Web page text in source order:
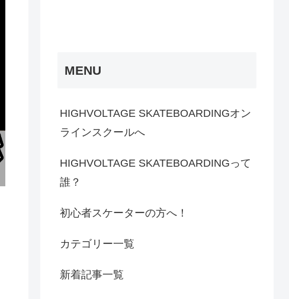
MENU
HIGHVOLTAGE SKATEBOARDINGオン
ラインスクールへ
HIGHVOLTAGE SKATEBOARDINGって
誰？
初心者スケーターの方へ！
カテゴリー一覧
新着記事一覧